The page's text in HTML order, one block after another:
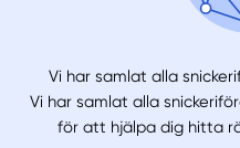
Vi har samlat alla
Vi har samlat alla
för att hjälpa dig hitta